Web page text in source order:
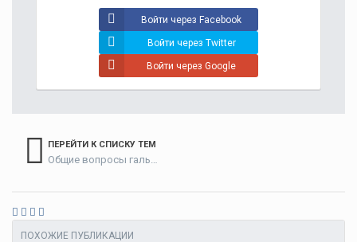
Войти через Facebook
Войти через Twitter
Войти через Google
ПЕРЕЙТИ К СПИСКУ ТЕМ
ПОХОЖИЕ ПУБЛИКАЦИИ